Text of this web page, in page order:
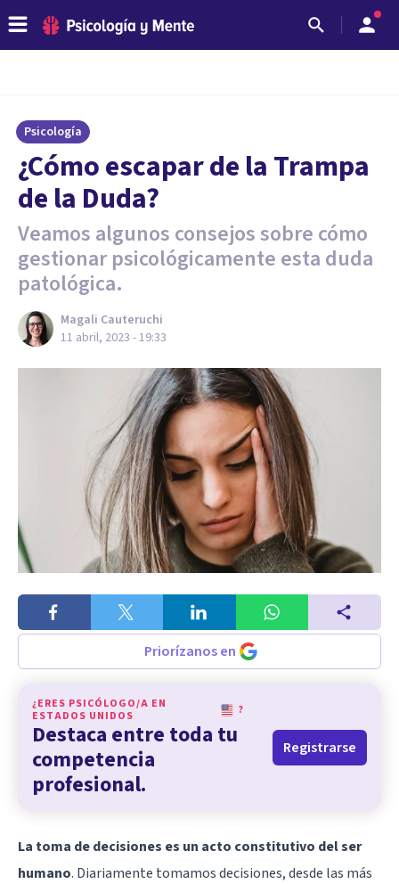
Psicología
¿Cómo escapar de la Trampa
de la Duda?
Veamos algunos consejos sobre cómo
gestionar psicológicamente esta duda
patológica.
Magali Cauteruchi
11 abril, 2023 - 19:33
Priorízanos en
¿ERES PSICÓLOGO/A EN
ESTADOS UNIDOS
?
Destaca entre toda tu
competencia
profesional.
Registrarse
La toma de decisiones es un acto constitutivo del ser
humano. Diariamente tomamos decisiones, desde las más